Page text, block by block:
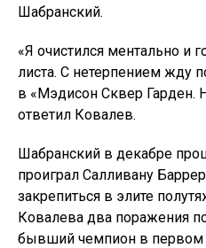
Шабранский.
«Я очистился ментально и
листа. С нетерпением жду
в «Мэдисон Сквер Гарден.
ответил Ковалев.
Шабранский в декабре
проиграл Салливану
закрепиться в элите
Ковалева два поражения
бывший чемпион в первом